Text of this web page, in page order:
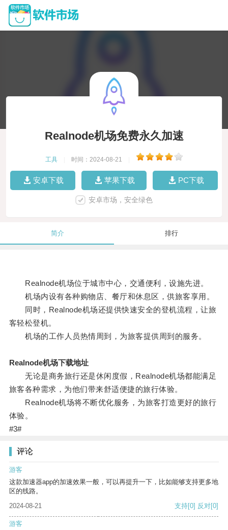
Realnode机场免费永久加速
工具 时间：2024-08-21
安卓下载 苹果下载 PC下载
安卓市场，安全绿色
简介 排行
Realnode机场位于城市中心，交通便利，设施先进。
机场内设有各种购物店、餐厅和休息区，供旅客享用。
同时，Realnode机场还提供快速安全的登机流程，让旅
客轻松登机。
机场的工作人员热情周到，为旅客提供周到的服务。
Realnode机场下载地址
无论是商务旅行还是休闲度假，Realnode机场都能满足
旅客各种需求，为他们带来舒适便捷的旅行体验。
Realnode机场将不断优化服务，为旅客打造更好的旅行
体验。
#3#
评论
游客
这款加速器app的加速效果一般，可以再提升一下，比如能够支持更多地
区的线路。
2024-08-21
支持[0] 反对[0]
游客